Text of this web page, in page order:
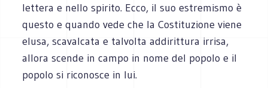
lettera e nello spirito. Ecco, il suo estremismo è
questo e quando vede che la Costituzione viene
elusa, scavalcata e talvolta addirittura irrisa,
allora scende in campo in nome del popolo e il
popolo si riconosce in lui.